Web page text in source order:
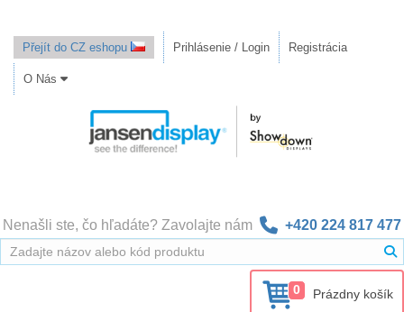
Přejít do CZ eshopu Prihlásenie / Login Registrácia
O Nás
Nenašli ste, čo hľadáte? Zavolajte nám +420 224 817 477
0 Prázdny košík